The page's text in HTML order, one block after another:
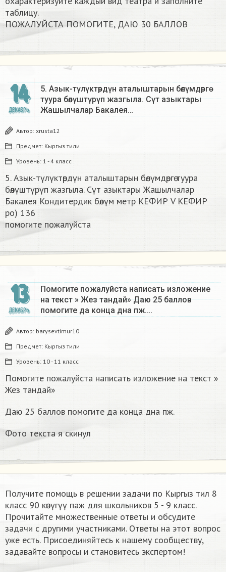
таблицу.
ПОЖАЛУЙСТА ПОМОГИТЕ, ДАЮ 30 БАЛЛОВ​
14
ДЕКАБРЬ
5. Азык-түлүктөрдүн аталыштарын бөлүмдөргө
туура бөлүштүрүп жазгыла. Сүт азыктары
Жашылчалар Бакалея…
Автор: xrusta12
Предмет: Кыргыз тили
Уровень: 1 - 4 класс
5. Азык-түлүктөрдүн аталыштарын бөлүмдөргө туура
бөлүштүрүп жазгыла. Сүт азыктары Жашылчалар
Бакалея Кондитердик бөлүм метр КЕФИР V КЕФИР
ро) 136
помогите пожалуйста​
13
ДЕКАБРЬ
Помогите пожалуйста написать изложение
на текст » Жез тандай» Даю 25 баллов
помогите да конца дна пж….
Автор: barysevtimur10
Предмет: Кыргыз тили
Уровень: 10 - 11 класс
Помогите пожалуйста написать изложение на текст »
Жез тандай»
Даю 25 баллов помогите да конца дна пж.
Фото текста я скинул
Получите помощь в решении задачи по Кыргыз тил 8
класс 90 көнүгүү паж для школьников 5 - 9 класс.
Прочитайте множественные ответы и обсудите
задачи с другими участниками. Ответы на этот вопрос
уже есть. Присоединяйтесь к нашему сообществу,
задавайте вопросы и становитесь экспертом!